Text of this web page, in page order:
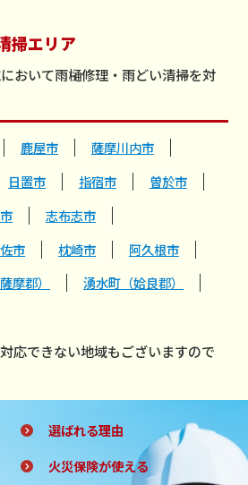
掃エリア
おいて雨樋修理・雨どい清掃を対
鹿屋市
薩摩川内市
日置市 指宿市
曽於市
志布志市
市 枕崎市
阿久根市
摩郡）
湧水町（姶良郡）
応できない地域もございますので
選ばれる理由
火災保険が使える